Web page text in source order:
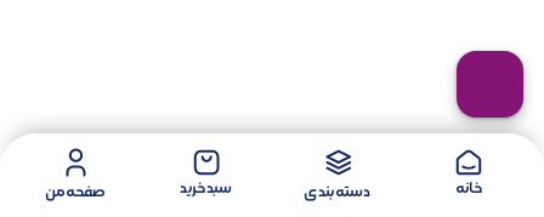
خانه دسته بندی سبد خرید صفحه من